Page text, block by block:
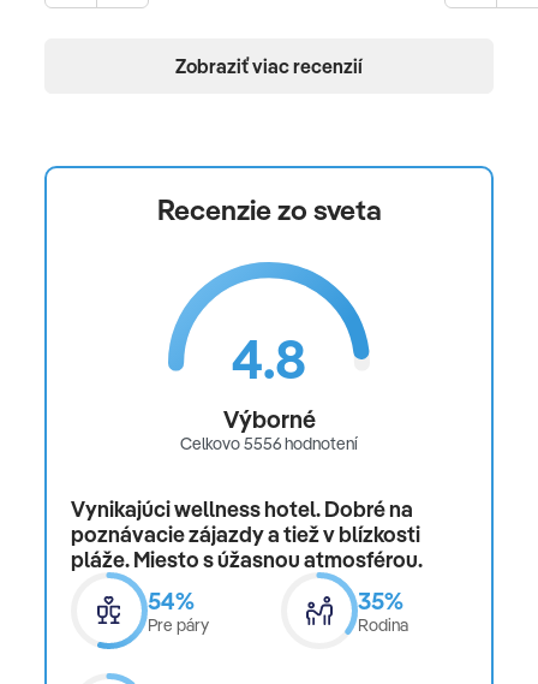
Zobraziť viac recenzií
Recenzie zo sveta
4.8
Výborné
Celkovo 5556 hodnotení
Vynikajúci wellness hotel. Dobré na
poznávacie zájazdy a tiež v blízkosti
pláže. Miesto s úžasnou atmosférou.
54%
Pre páry
35%
Rodina